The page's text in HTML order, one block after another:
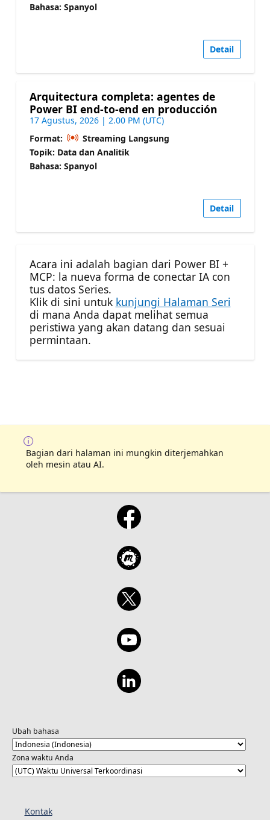
Bahasa: Spanyol
Detail
Arquitectura completa: agentes de
Power BI end-to-end en producción
17 Agustus, 2026 | 2.00 PM (UTC)
Format:
Streaming Langsung
Topik: Data dan Analitik
Bahasa: Spanyol
Detail
Acara ini adalah bagian dari Power BI +
MCP: la nueva forma de conectar IA con
tus datos Series.
Klik di sini untuk kunjungi Halaman Seri
di mana Anda dapat melihat semua
peristiwa yang akan datang dan sesuai
permintaan.
Bagian dari halaman ini mungkin diterjemahkan
oleh mesin atau AI.
Ubah bahasa
Zona waktu Anda
Kontak